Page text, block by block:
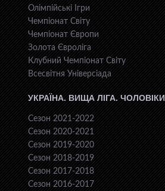
Олімпійські Ігри
Чемпіонат Світу
Чемпіонат Європи
Золота Євроліга
Клубний Чемпіонат Світу
Всесвiтня Унiверсiaда
УКРАЇНА. ВИЩА ЛІГА. ЧОЛОВІКИ
Сезон 2021-2022
Сезон 2020-2021
Сезон 2019-2020
Сезон 2018-2019
Сезон 2017-2018
Сезон 2016-2017